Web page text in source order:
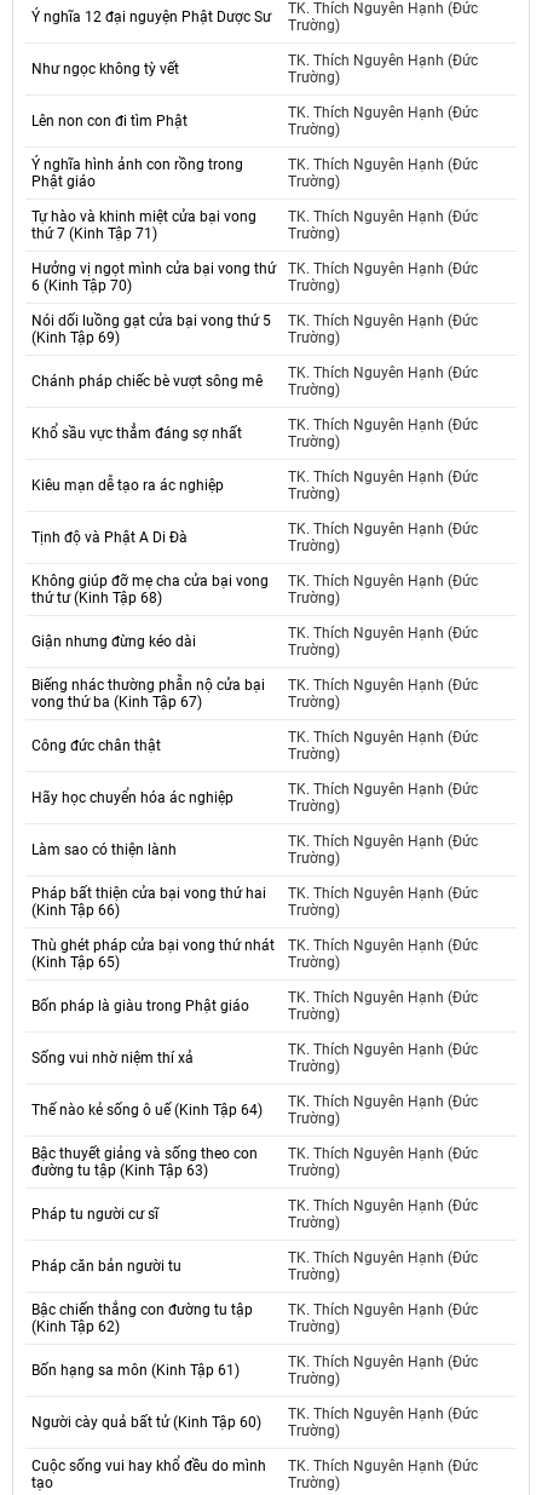
Ý nghĩa 12 đại nguyện Phật Dược Sư
TK. Thích Nguyên Hạnh (Đức
Trường)
Như ngọc không tỳ vết
TK. Thích Nguyên Hạnh (Đức
Trường)
Lên non con đi tìm Phật
TK. Thích Nguyên Hạnh (Đức
Trường)
Ý nghĩa hình ảnh con rồng trong
Phật giáo
TK. Thích Nguyên Hạnh (Đức
Trường)
Tự hào và khinh miệt cửa bại vong
thứ 7 (Kinh Tập 71)
TK. Thích Nguyên Hạnh (Đức
Trường)
Hưởng vị ngọt mình cửa bại vong thứ
6 (Kinh Tập 70)
TK. Thích Nguyên Hạnh (Đức
Trường)
Nói dối luồng gạt cửa bại vong thứ 5
(Kinh Tập 69)
TK. Thích Nguyên Hạnh (Đức
Trường)
Chánh pháp chiếc bè vượt sông mê
TK. Thích Nguyên Hạnh (Đức
Trường)
Khổ sầu vực thẳm đáng sợ nhất
TK. Thích Nguyên Hạnh (Đức
Trường)
Kiêu mạn dễ tạo ra ác nghiệp
TK. Thích Nguyên Hạnh (Đức
Trường)
Tịnh độ và Phật A Di Đà
TK. Thích Nguyên Hạnh (Đức
Trường)
Không giúp đỡ mẹ cha cửa bại vong
thứ tư (Kinh Tập 68)
TK. Thích Nguyên Hạnh (Đức
Trường)
Giận nhưng đừng kéo dài
TK. Thích Nguyên Hạnh (Đức
Trường)
Biếng nhác thường phẫn nộ cửa bại
vong thứ ba (Kinh Tập 67)
TK. Thích Nguyên Hạnh (Đức
Trường)
Công đức chân thật
TK. Thích Nguyên Hạnh (Đức
Trường)
Hãy học chuyển hóa ác nghiệp
TK. Thích Nguyên Hạnh (Đức
Trường)
Làm sao có thiện lành
TK. Thích Nguyên Hạnh (Đức
Trường)
Pháp bất thiện cửa bại vong thứ hai
(Kinh Tập 66)
TK. Thích Nguyên Hạnh (Đức
Trường)
Thù ghét pháp cửa bại vong thứ nhát
(Kinh Tập 65)
TK. Thích Nguyên Hạnh (Đức
Trường)
Bốn pháp là giàu trong Phật giáo
TK. Thích Nguyên Hạnh (Đức
Trường)
Sống vui nhờ niệm thí xả
TK. Thích Nguyên Hạnh (Đức
Trường)
Thế nào kẻ sống ô uế (Kinh Tập 64)
TK. Thích Nguyên Hạnh (Đức
Trường)
Bậc thuyết giảng và sống theo con
đường tu tập (Kinh Tập 63)
TK. Thích Nguyên Hạnh (Đức
Trường)
Pháp tu người cư sĩ
TK. Thích Nguyên Hạnh (Đức
Trường)
Pháp căn bản người tu
TK. Thích Nguyên Hạnh (Đức
Trường)
Bậc chiến thắng con đường tu tập
(Kinh Tập 62)
TK. Thích Nguyên Hạnh (Đức
Trường)
Bốn hạng sa môn (Kinh Tập 61)
TK. Thích Nguyên Hạnh (Đức
Trường)
Người cày quả bất tử (Kinh Tập 60)
TK. Thích Nguyên Hạnh (Đức
Trường)
Cuộc sống vui hay khổ đều do mình
tạo
TK. Thích Nguyên Hạnh (Đức
Trường)